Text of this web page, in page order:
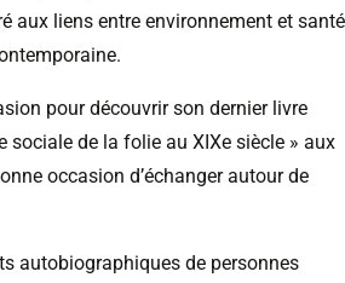
aux liens entre environnement et santé
pour découvrir son dernier livre
sociale de la folie au XIXe siècle » aux
occasion d’échanger autour de
autobiographiques de personnes